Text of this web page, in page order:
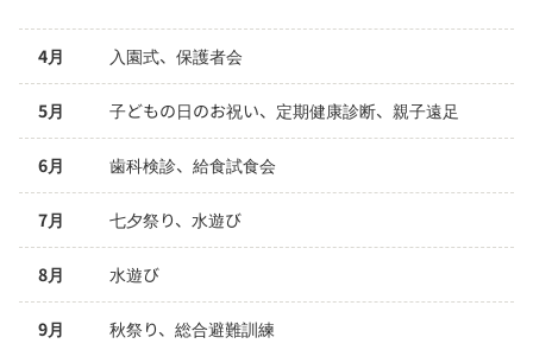
4月 入園式、保護者会
5月 子どもの日のお祝い、定期健康診断、親子遠足
6月 歯科検診、給食試食会
7月 七夕祭り、水遊び
8月 水遊び
9月 秋祭り、総合避難訓練